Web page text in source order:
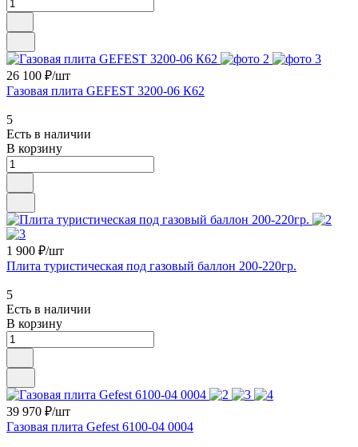
26 100 ₽/шт
Газовая плита GEFEST 3200-06 К62
5
Есть в наличии
В корзину
1 900 ₽/шт
Плита туристическая под газовый баллон 200-220гр.
5
Есть в наличии
В корзину
39 970 ₽/шт
Газовая плита Gefest 6100-04 0004